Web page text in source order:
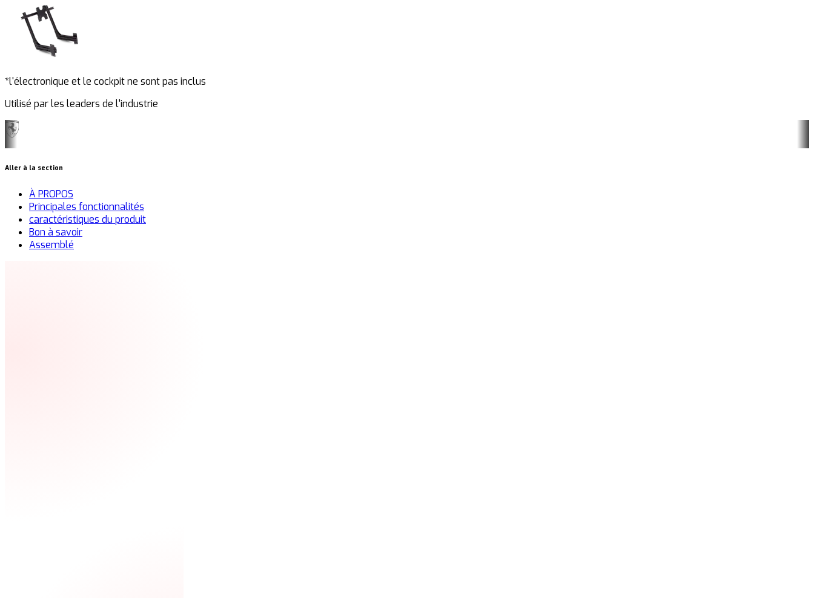
*l'électronique et le cockpit ne sont pas inclus
Utilisé par les leaders de l'industrie
Aller à la section
À PROPOS
Principales fonctionnalités
caractéristiques du produit
Bon à savoir
Assemblé